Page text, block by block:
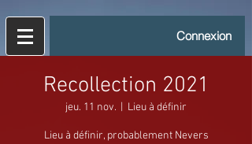
Connexion
Recollection 2021
jeu. 11 nov. Lieu à définir
Lieu à définir, probablement Nevers